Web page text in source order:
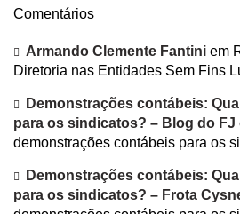
Comentários
Armando Clemente Fantini em
Diretoria nas Entidades Sem Fins
Demonstrações contábeis:
para os sindicatos? – Blog do FJ
demonstrações contábeis para os
Demonstrações contábeis:
para os sindicatos? – Frota